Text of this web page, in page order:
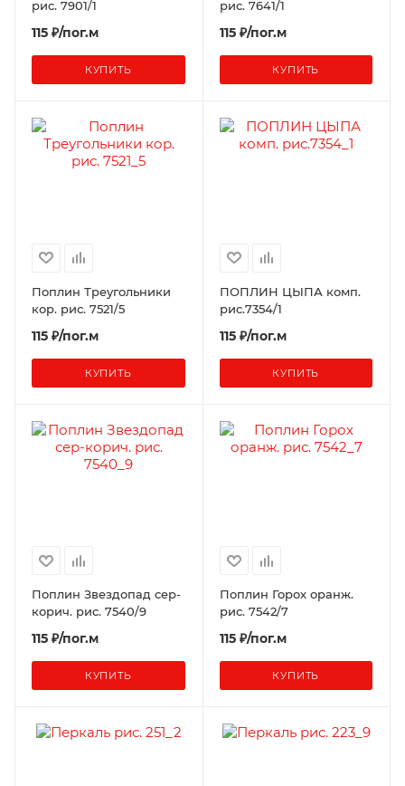
рис. 7901/1
115 ₽/пог.м
КУПИТЬ
рис. 7641/1
115 ₽/пог.м
КУПИТЬ
Поплин Треугольники
кор. рис. 7521/5
115 ₽/пог.м
КУПИТЬ
ПОПЛИН ЦЫПА комп.
рис.7354/1
115 ₽/пог.м
КУПИТЬ
Поплин Звездопад сер-
корич. рис. 7540/9
115 ₽/пог.м
КУПИТЬ
Поплин Горох оранж.
рис. 7542/7
115 ₽/пог.м
КУПИТЬ